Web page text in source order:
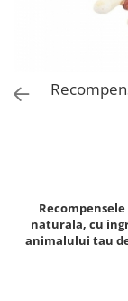
Hrana umeda
Castroane si
Culcusuri
Custi si Genti de
Recompensele
naturala, cu
animalului tau